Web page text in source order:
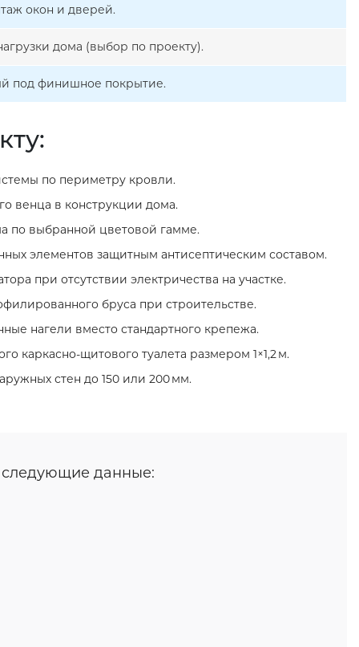
окон и дверей.
дома (выбор по проекту).
под финишное покрытие.
по периметру кровли.
венца в конструкции дома.
по выбранной цветовой гамме.
элементов защитным антисептическим составом.
при отсутствии электричества на участке.
бруса при строительстве.
нагели вместо стандартного крепежа.
каркасно‑щитового туалета размером 1×1,2 м.
стен до 150 или 200 мм.
следующие данные: